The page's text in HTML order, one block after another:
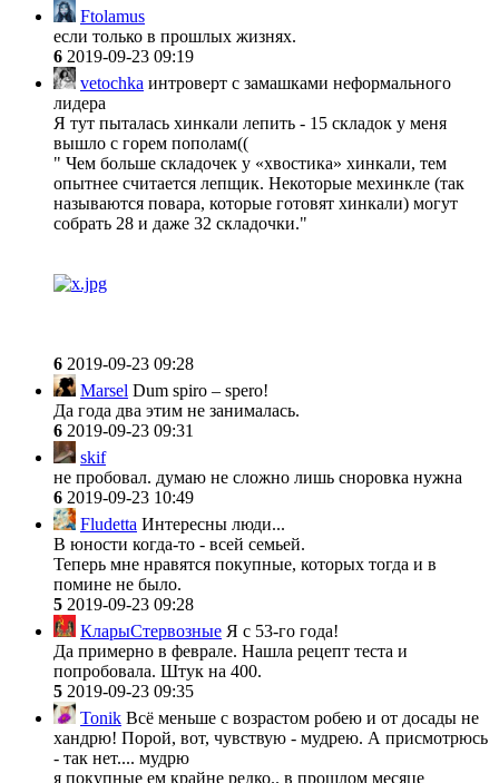
Ftolamus
если только в прошлых жизнях.
6 2019-09-23 09:19
vetochka интроверт с замашками неформального
лидера
Я тут пыталась хинкали лепить - 15 складок у меня
вышло с горем пополам((
" Чем больше складочек у «хвостика» хинкали, тем
опытнее считается лепщик. Некоторые мехинкле (так
называются повара, которые готовят хинкали) могут
собрать 28 и даже 32 складочки."
6 2019-09-23 09:28
Marsel Dum spiro – spero!
Да года два этим не занималась.
6 2019-09-23 09:31
skif
не пробовал. думаю не сложно лишь сноровка нужна
6 2019-09-23 10:49
Fludetta Интересны люди...
В юности когда-то - всей семьей.
Теперь мне нравятся покупные, которых тогда и в
помине не было.
5 2019-09-23 09:28
КларыСтервозные Я с 53-го года!
Да примерно в феврале. Нашла рецепт теста и
попробовала. Штук на 400.
5 2019-09-23 09:35
Tonik Всё меньше с возрастом робею и от досады не
хандрю! Порой, вот, чувствую - мудрею. А присмотрюсь
- так нет.... мудрю
я покупные ем крайне редко.. в прошлом месяце